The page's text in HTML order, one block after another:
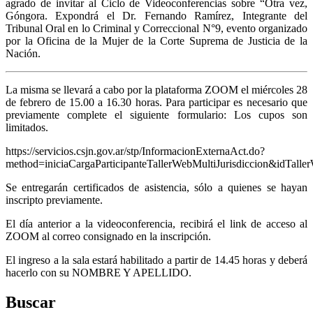
agrado de invitar al Ciclo de Videoconferencias sobre “Otra vez,
Góngora. Expondrá el Dr. Fernando Ramírez, Integrante del
Tribunal Oral en lo Criminal y Correccional N°9, evento organizado
por la Oficina de la Mujer de la Corte Suprema de Justicia de la
Nación.
La misma se llevará a cabo por la plataforma ZOOM el miércoles 28
de febrero de 15.00 a 16.30 horas. Para participar es necesario que
previamente complete el siguiente formulario: Los cupos son
limitados.
https://servicios.csjn.gov.ar/stp/InformacionExternaAct.do?
Se entregarán certificados de asistencia, sólo a quienes se hayan
inscripto previamente.
El día anterior a la videoconferencia, recibirá el link de acceso al
ZOOM al correo consignado en la inscripción.
El ingreso a la sala estará habilitado a partir de 14.45 horas y deberá
hacerlo con su NOMBRE Y APELLIDO.
Buscar